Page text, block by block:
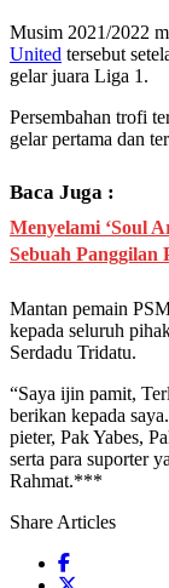
Musim 2021/2022
United tersebut
gelar juara Liga 1.
Persembahan trofi
gelar pertama dan
Baca Juga :
Menyelami ‘Soul
Sebuah Panggilan
Mantan pemain
kepada seluruh
Serdadu Tridatu.
“Saya ijin pamit,
berikan kepada saya.
pieter, Pak Yabes,
serta para suporter
Rahmat.***
Share Articles